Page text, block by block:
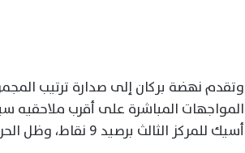
المواجهات المباشرة على أقرب
أسيك للمركز الثالث برصيد 9 نقاط، وظل الحرس الوطني قابعاً في مؤخرة الترتيب برصيد 5 نقاط.